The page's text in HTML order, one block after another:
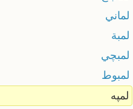
لماني
لمبة
لمبچي
لمبوط
لمپه